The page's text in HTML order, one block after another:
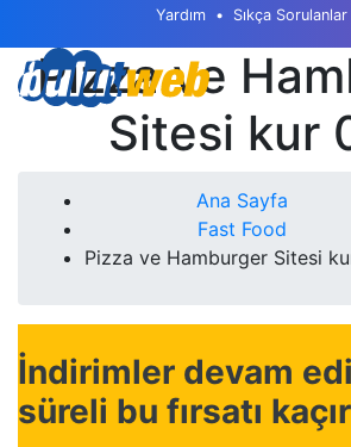
Yardım Sıkça Sorulanlar
Pizza ve
Sitesi kur
Ana Sayfa
Fast Food
Pizza ve Hamburger Sitesi
İndirimler devam
süreli bu fırsatı